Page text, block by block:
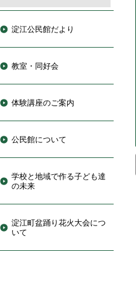
淀江公民館だより
教室・同好会
体験講座のご案内
公民館について
学校と地域で作る子ども達
の未来
淀江町盆踊り花火大会につ
いて